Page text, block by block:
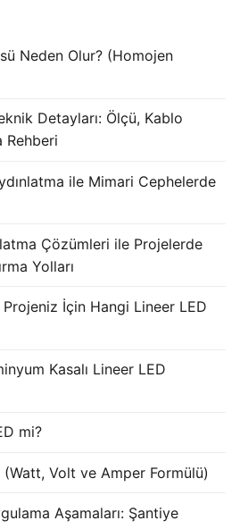
Gerilim Şerit LED
Gerilim Çubuk LED
Akım Çubuk LED
Profilleri
Sistemleri
LED Driver
BİLGİ
Ürün Çeşitleri Nelerdir?
LEDLine Serisi
Neden Olur? (Homojen
Detayları: Ölçü, Kablo
Rehberi
ile Mimari Cephelerde
Çözümleri ile Projelerde
Yolları
İçin Hangi Lineer LED
Kasalı Lineer LED
mi?
(Watt, Volt ve Amper Formülü)
Aşamaları: Şantiye